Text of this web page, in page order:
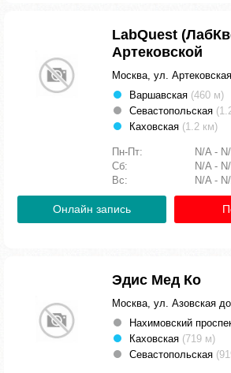
LabQuest
Артековской
Москва, ул.
Варшавская (460 м)
Севастопольская
Каховская (1.2 км)
Пн-Пт:
N/A -
Сб:
N/A -
Вс:
N/A -
Онлайн запись
Эдис Мед Ко
Москва, ул. Азовская
Нахимовский
Каховская (719 м)
Севастопольская